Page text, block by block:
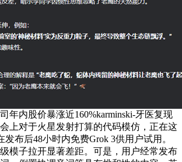
年内股价暴涨近160%karminski-牙医复现
上对于火星发射打算的代码模仿，正在这
布后48小时内免费Grok 3供用户试用。
模子拉开显著差距。可是，用户经常发布